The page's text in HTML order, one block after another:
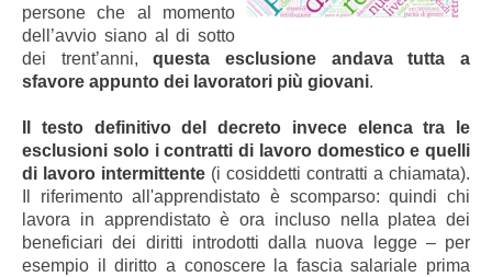
persone che al momento
dell’avvio siano al di sotto
dei trent’anni,questa esclusione andava tutta a
sfavore appunto dei lavoratori più giovani.
Il testo definitivo del decreto invece elenca tra le
esclusioni solo i contratti di lavoro domestico e quelli
di lavoro intermittente (i cosiddetti contratti a chiamata).
Il riferimento all'apprendistato è scomparso: quindi chi
lavora in apprendistato è ora incluso nella platea dei
beneficiari dei diritti introdotti dalla nuova legge – per
esempio il diritto a conoscere la fascia salariale prima